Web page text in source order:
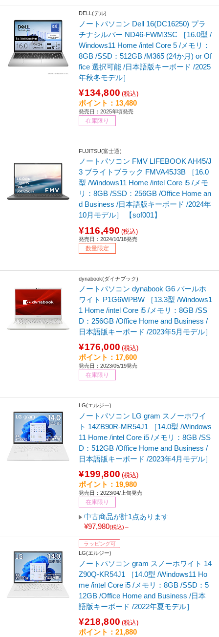
DELL(デル)
ノートパソコン Dell 16(DC16250) プラ
チナシルバー ND46-FWM3SC ［16.0型 /
Windows11 Home /intel Core 5 /メモリ：
8GB /SSD：512GB /M365 (24か月) or Of
fice 選択可能 /日本語版キーボード /2025
年秋冬モデル］
¥134,800 (税込)
ポイント：13,480
発売日：2025年頃発売
在庫限り
FUJITSU(富士通）
ノートパソコン FMV LIFEBOOK AH45/J
3 ブライトブラック FMVA45J3B ［16.0
型 /Windows11 Home /intel Core i5 /メモ
リ：8GB /SSD：256GB /Office Home an
d Business /日本語版キーボード /2024年
10月モデル］ 【sof001】
¥116,490 (税込)
発売日：2024/10/18発売
数量限定
dynabook(ダイナブック)
ノートパソコン dynabook G6 パールホ
ワイト P1G6WPBW ［13.3型 /Windows1
1 Home /intel Core i5 /メモリ：8GB /SS
D：256GB /Office Home and Business /
日本語版キーボード /2023年5月モデル］
¥176,000 (税込)
ポイント：17,600
発売日：2023/05/19発売
在庫限り
LG(エルジー)
ノートパソコン LG gram スノーホワイ
ト 14ZB90R-MR54J1 ［14.0型 /Windows
11 Home /intel Core i5 /メモリ：8GB /SS
D：512GB /Office Home and Business /
日本語版キーボード /2023年4月モデル］
¥199,800 (税込)
ポイント：19,980
発売日：2023/04/上旬発売
在庫限り
中古商品が計1点あります
¥97,980(税込)～
ラッピング可
LG(エルジー)
ノートパソコン gram スノーホワイト 14
Z90Q-KR54J1 ［14.0型 /Windows11 Ho
me /intel Core i5 /メモリ：8GB /SSD：5
12GB /Office Home and Business /日本
語版キーボード /2022年夏モデル］
¥218,800 (税込)
ポイント：21,880